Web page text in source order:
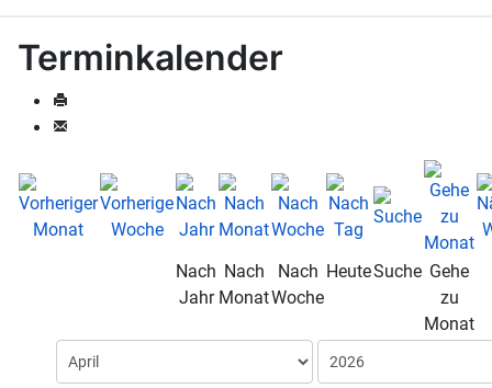
Terminkalender
Nach
Jahr
Nach
Monat
Nach
Woche
HeuteSuche Gehe
zu
Monat